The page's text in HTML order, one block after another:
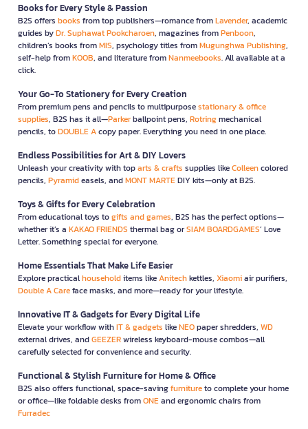
Books for Every Style & Passion
B2S offers books from top publishers—romance fromLavender, academic
guides byDr. Suphawat Pookcharoen, magazines fromPenboon,
children’s books fromMIS, psychology titles fromMugunghwa Publishing,
self-help fromKOOB, and literature fromNanmeebooks. All available at a
click.
Your Go-To Stationery for Every Creation
From premium pens and pencils to multipurposestationary & office
supplies, B2S has it all—Parkerballpoint pens, Rotringmechanical
pencils, toDOUBLE Acopy paper. Everything you need in one place.
Endless Possibilities for Art & DIY Lovers
Unleash your creativity with toparts & crafts supplies likeColleencolored
pencils, Pyramideasels, andMONT MARTEDIY kits—only at B2S.
Toys & Gifts for Every Celebration
From educational toys togifts and games, B2S has the perfect options—
whether it’s a KAKAO FRIENDS thermal bag orSIAM BOARDGAMES’ Love
Letter. Something special for everyone.
Home Essentials That Make Life Easier
Explore practicalhouseholditems likeAnitechkettles, Xiaomiair purifiers,
Double A Careface masks, and more—ready for your lifestyle.
Innovative IT & Gadgets for Every Digital Life
Elevate your workflow withIT & gadgets likeNEOpaper shredders, WD
external drives, andGEEZERwireless keyboard-mouse combos—all
carefully selected for convenience and security.
Functional & Stylish Furniture for Home & Office
B2S also offers functional, space-savingfurnitureto complete your home
or office—like foldable desks fromONEand ergonomic chairs from
Furradec